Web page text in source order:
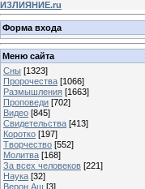
ИЗЛИЯНИЕ.ru
Форма входа
Меню сайта
Сны [1323]
Пророчества [1066]
Размышления [1663]
Проповеди [702]
Видео [845]
Свидетельства [413]
Коротко [197]
Творчество [552]
Молитва [168]
За всех человеков [221]
Наука [32]
Верон Аш [3]